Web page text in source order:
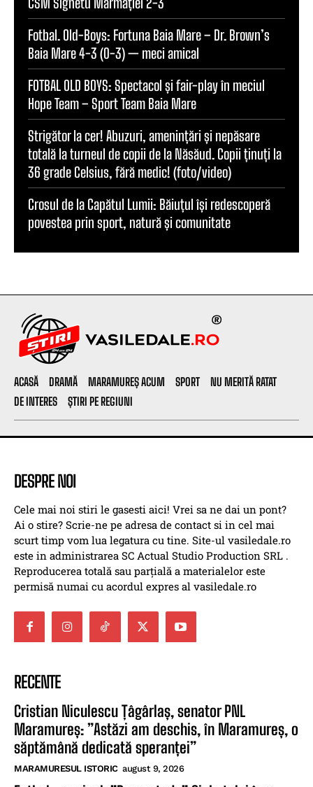
Fotbal. Old-Boys: Fortuna Baia Mare – Dr. Brown’s
Baia Mare 4-3 (0-3) — meci amical
FOTBAL OLD BOYS: Spectacol și fair-play în meciul
Hope Team – Sport Team Baia Mare
Strigător la cer! Abuzuri, amenințări și nepăsare
totală la turneul de copii de la Năsăud. Copii ținuți la
36 grade Celsius, fără medic! (foto/video)
Crosul de la Capătul Lumii: Băiuțul își redescoperă
povestea prin sport, natură și comunitate
ACASĂ DRAMĂ MARAMUREȘ ACUM SPORT
NU MERITĂ RATAT
DE INTERES
ȘTIRI PE REGIUNI
DESPRE NOI
Cele mai noi stiri le gasesti aici! Vrei sa ne dai un pont?
Ai o stire? Scrie-ne pe adresa de contact si in cel mai
scurt timp vom lua legatura cu tine. Site-ul vasiledale.ro
este in administrarea SC Actual Studio Production SRL .
Reproducerea totală sau parțială a materialelor este
permisă numai cu acordul expres al vasiledale.ro
RECENTE
Cristian Niculescu Țâgârlaș, senator PNL
Maramureș: ”Astăzi am deschis, în Maramureș, o
săptămână dedicată speranței”
MARAMURESUL ISTORIC august 9, 2026